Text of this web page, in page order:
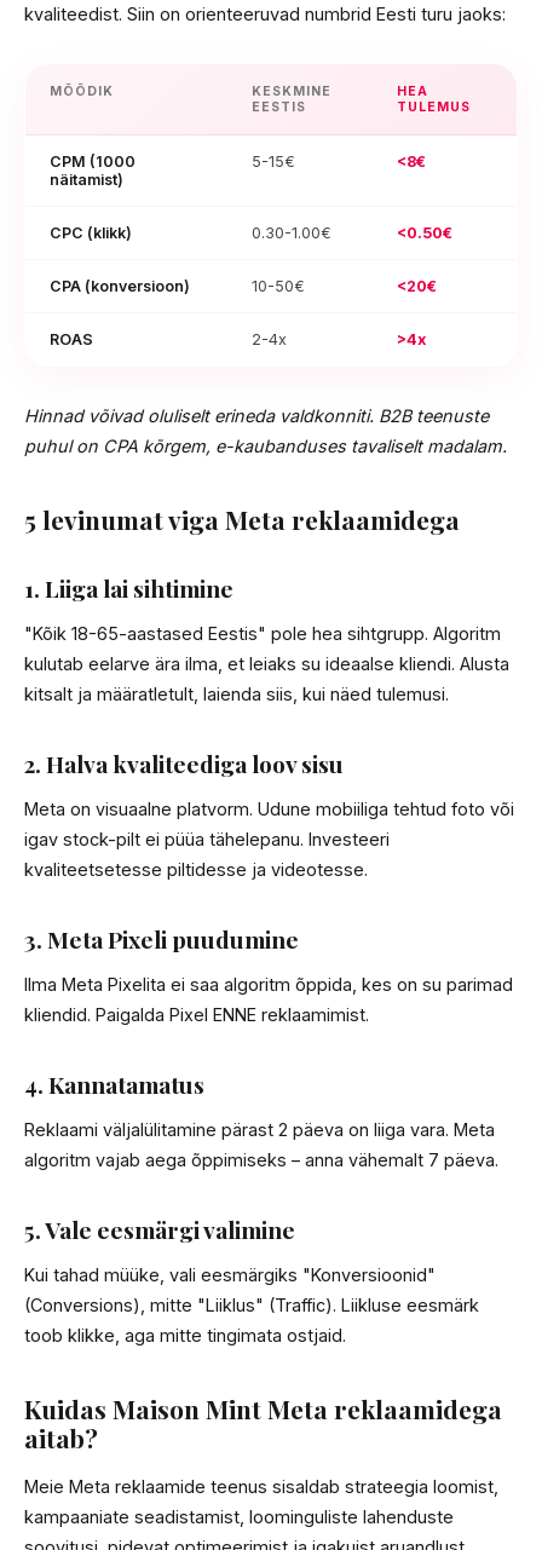
kvaliteedist. Siin on orienteeruvad numbrid Eesti turu jaoks:
MÕÕDIK
KESKMINE
EESTIS
HEA
TULEMUS
CPM (1000
näitamist)
5-15€ <8€
CPC (klikk) 0.30-1.00€ <0.50€
CPA (konversioon) 10-50€ <20€
ROAS 2-4x >4x
Hinnad võivad oluliselt erineda valdkonniti. B2B teenuste
puhul on CPA kõrgem, e-kaubanduses tavaliselt madalam.
5 levinumat viga Meta reklaamidega
1. Liiga lai sihtimine
"Kõik 18-65-aastased Eestis" pole hea sihtgrupp. Algoritm
kulutab eelarve ära ilma, et leiaks su ideaalse kliendi. Alusta
kitsalt ja määratletult, laienda siis, kui näed tulemusi.
2. Halva kvaliteediga loov sisu
Meta on visuaalne platvorm. Udune mobiiliga tehtud foto või
igav stock-pilt ei püüa tähelepanu. Investeeri
kvaliteetsetesse piltidesse ja videotesse.
3. Meta Pixeli puudumine
Ilma Meta Pixelita ei saa algoritm õppida, kes on su parimad
kliendid. Paigalda Pixel ENNE reklaamimist.
4. Kannatamatus
Reklaami väljalülitamine pärast 2 päeva on liiga vara. Meta
algoritm vajab aega õppimiseks – anna vähemalt 7 päeva.
5. Vale eesmärgi valimine
Kui tahad müüke, vali eesmärgiks "Konversioonid"
(Conversions), mitte "Liiklus" (Traffic). Liikluse eesmärk
toob klikke, aga mitte tingimata ostjaid.
Kuidas Maison Mint Meta reklaamidega
aitab?
Meie Meta reklaamide teenus sisaldab strateegia loomist,
kampaaniate seadistamist, loominguliste lahenduste